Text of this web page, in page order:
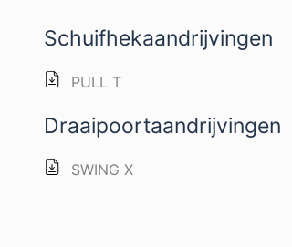
Schuifhekaandrijvingen
PULL T
Draaipoortaandrijvingen
SWING X